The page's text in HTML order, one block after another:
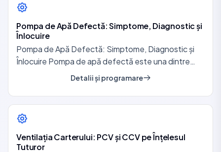
Pompa de Apă Defectă: Simptome, Diagnostic și
Înlocuire
Pompa de Apă Defectă: Simptome, Diagnostic și
Înlocuire Pompa de apă defectă este una dintre
cele mai frecvente cauze …
Detalii și programare
Ventilația Carterului: PCV și CCV pe Înțelesul
Tuturor